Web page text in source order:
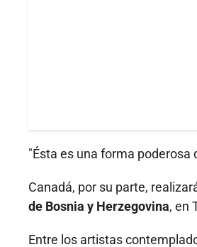
"Ésta es una forma poderosa
Canadá, por su parte,
de Bosnia y Herzegovina, en
Entre los artistas